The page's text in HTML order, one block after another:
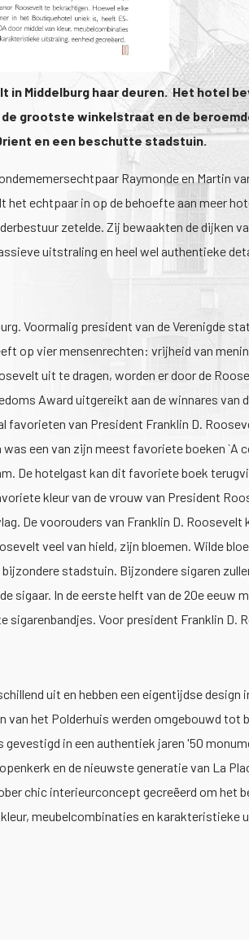
/1
in Middelburg haar deuren. Het hotel
grootste winkelstraat en de
en een beschutte stadstuin.
Raymonde en Martin
het echtpaar in op de behoefte aan meer
zetelde. Zij bewaakten de dijken
uitstraling en heel wel authentieke
Voormalig president van de Verenigde
op vier mensenrechten: vrijheid van
uit te dragen, worden er door de
Award uitgereikt aan de winnares
favorieten van President Franklin D.
een van zijn meest favoriete boeken
De hotelgast kan dit favoriete boek
kleur van de vrouw van President
De voorouders van Franklin D.
veel van hield, zijn bloemen. Wilde
stadstuin. Bijzondere sigaren
sigaar. In de eerste helft van de 20e
sigarenbandjes. Voor president Franklin
uit en hebben een eigentijdse
van het Polderhuis werden omgebouwd
in een authentiek jaren '50
en de nieuwste generatie van La
chic interieurconcept gecreëerd om het
meubelcombinaties en karakteristieke